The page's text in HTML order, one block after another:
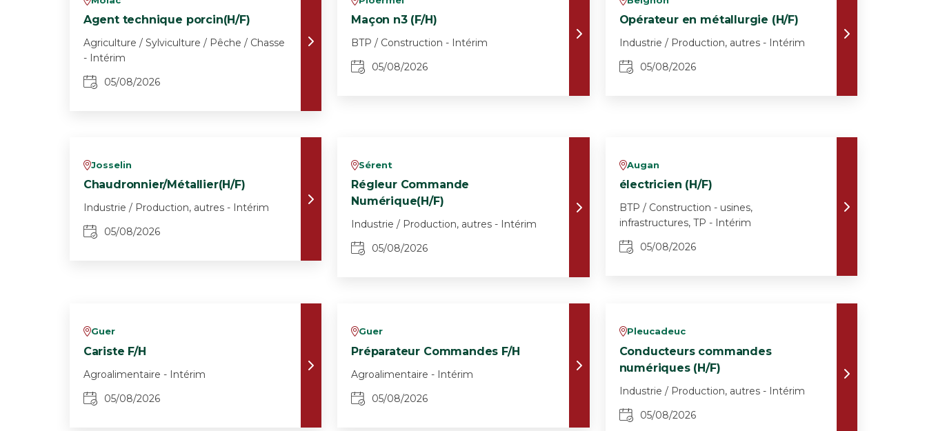
Agent technique porcin(H/F)
Agriculture / Sylviculture / Pêche / Chasse
- Intérim
05/08/2026
Maçon n3 (F/H)
BTP / Construction - Intérim
05/08/2026
Opérateur en métallurgie (H/F)
Industrie / Production, autres - Intérim
05/08/2026
vJosselin
Chaudronnier/Métallier(H/F)
Industrie / Production, autres - Intérim
05/08/2026
vSérent
Régleur Commande
Numérique(H/F)
Industrie / Production, autres - Intérim
05/08/2026
vAugan
électricien (H/F)
BTP / Construction - usines,
infrastructures, TP - Intérim
05/08/2026
vGuer
Cariste F/H
Agroalimentaire - Intérim
05/08/2026
vGuer
Préparateur Commandes F/H
Agroalimentaire - Intérim
05/08/2026
vPleucadeuc
Conducteurs commandes
numériques (H/F)
Industrie / Production, autres - Intérim
05/08/2026